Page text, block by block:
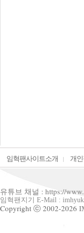
임혁팬사이트소개 개
유튜브 채널 : https://
임혁팬지기 E-Mail :
Copyright ⓒ 2002-2026